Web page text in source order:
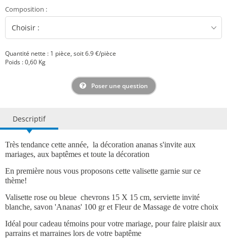
Composition :
Quantité nette : 1 pièce, soit 6.9 €/pièce
Poids : 0,60 Kg
Poser une question
Descriptif
Très tendance cette année, la décoration ananas s'invite aux
mariages, aux baptêmes et toute la décoration
En première nous vous proposons cette valisette garnie sur ce
thème!
Valisette rose ou bleue chevrons 15 X 15 cm, serviette invité
blanche, savon 'Ananas' 100 gr et Fleur de Massage de votre choix
Idéal pour cadeau témoins pour votre mariage, pour faire plaisir aux
parrains et marraines lors de votre baptême